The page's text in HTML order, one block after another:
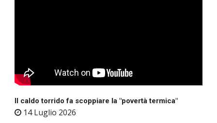
Il caldo torrido fa scoppiare la "povertà termica"
14 Luglio 2026